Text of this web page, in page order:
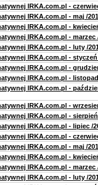
IRKA.com.pl -
IRKA.com.pl - maj /
IRKA.com.pl -
IRKA.com.pl - marzec
IRKA.com.pl - luty /
IRKA.com.pl - styczeń
IRKA.com.pl -
IRKA.com.pl - listopad
IRKA.com.pl -
IRKA.com.pl -
IRKA.com.pl - sierpień
IRKA.com.pl - lipiec /
IRKA.com.pl -
IRKA.com.pl - maj /
IRKA.com.pl -
IRKA.com.pl - marzec
IRKA.com.pl - luty /